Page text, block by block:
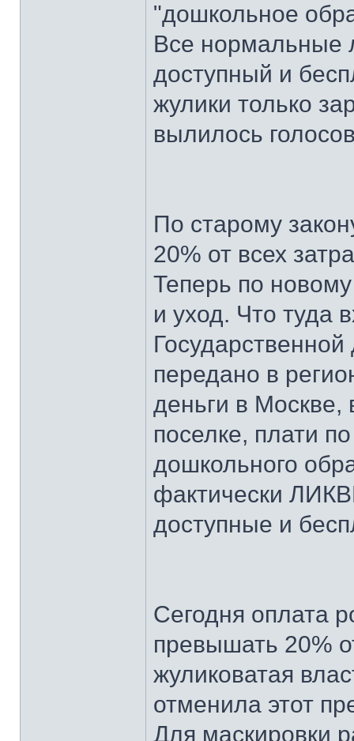
"дошкольное
Все нормальные
доступный и
жулики только
вылилось
По старому
20% от всех
Теперь по
и уход. Что туда
передано в
деньги в Москве,
поселке, плати
дошкольного
фактически
доступные и
Сегодня оплата
превышать 20%
жуликоватая
отменила этот
Для маскировки